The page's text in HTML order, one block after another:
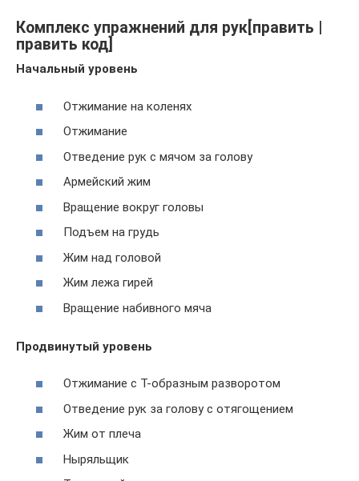
Комплекс упражнений для рук[править |
править код]
Начальный уровень
Отжимание на коленях
Отжимание
Отведение рук с мячом за голову
Армейский жим
Вращение вокруг головы
Подъем на грудь
Жим над головой
Жим лежа гирей
Вращение набивного мяча
Продвинутый уровень
Отжимание с Т-образным разворотом
Отведение рук за голову с отягощением
Жим от плеча
Ныряльщик